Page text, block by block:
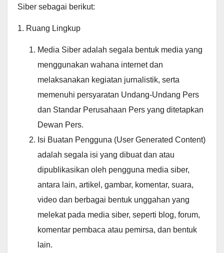
Siber sebagai berikut:
1. Ruang Lingkup
Media Siber adalah segala bentuk media yang
menggunakan wahana internet dan
melaksanakan kegiatan jurnalistik, serta
memenuhi persyaratan Undang-Undang Pers
dan Standar Perusahaan Pers yang ditetapkan
Dewan Pers.
Isi Buatan Pengguna (User Generated Content)
adalah segala isi yang dibuat dan atau
dipublikasikan oleh pengguna media siber,
antara lain, artikel, gambar, komentar, suara,
video dan berbagai bentuk unggahan yang
melekat pada media siber, seperti blog, forum,
komentar pembaca atau pemirsa, dan bentuk
lain.